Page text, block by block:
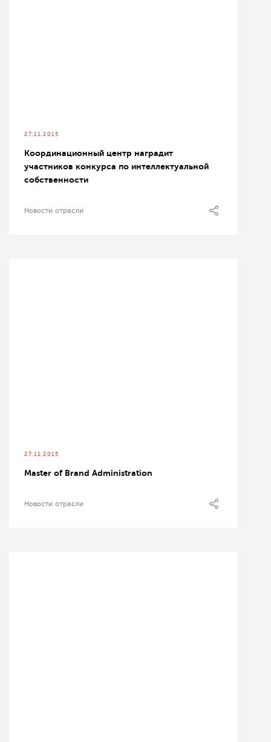
27.11.2015
Координационный центр наградит
участников конкурса по интеллектуальной
собственности
Новости отрасли
27.11.2015
Master of Brand Administration
Новости отрасли